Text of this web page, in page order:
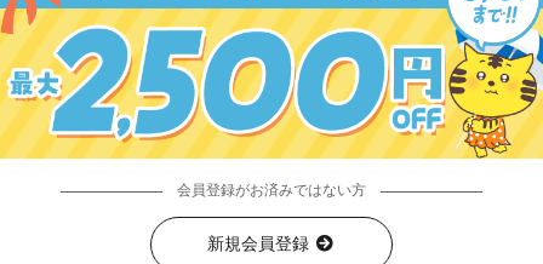
会員登録がお済みではない方
新規会員登録